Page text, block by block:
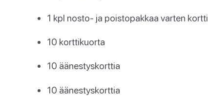
1 kpl nosto- ja poistopakkaa varten kortti
10 korttikuorta
10 äänestyskorttia
10 äänestyskorttia